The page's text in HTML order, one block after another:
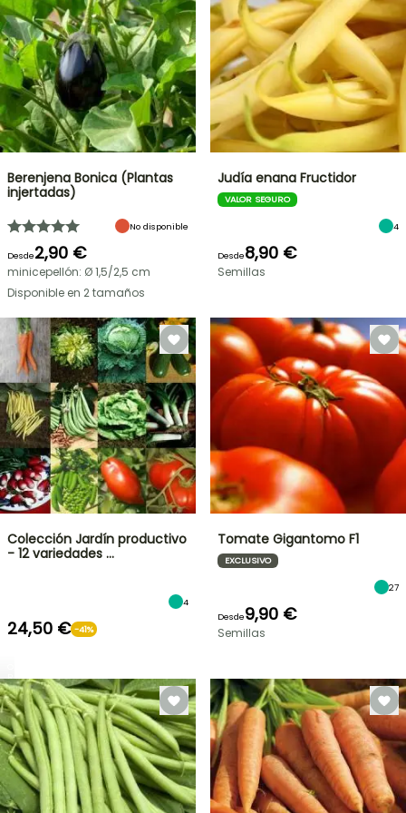
RELÁMPAGO
¡HASTA
UN
30
%
DE
DESCUENTO
BULBOS
DE
PRIMAVERA
Berenjena Bonica (Plantas
injertadas)
No disponible
Desde2,90 €
minicepellón: Ø 1,5/2,5 cm
Disponible en 2 tamaños
Judía enana Fructidor
VALOR SEGURO
4
Desde8,90 €
Semillas
Colección Jardín productivo
- 12 variedades …
4
24,50 € -41%
Tomate Gigantomo F1
EXCLUSIVO
27
Desde9,90 €
Semillas